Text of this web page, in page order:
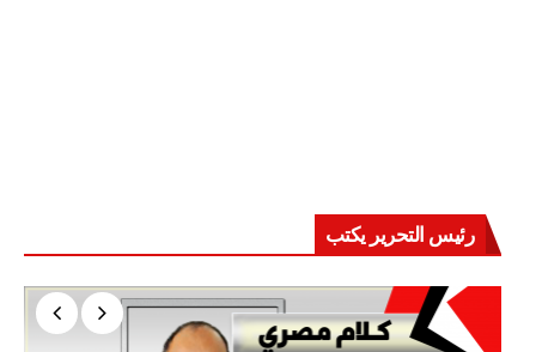
رئيس التحرير يكتب